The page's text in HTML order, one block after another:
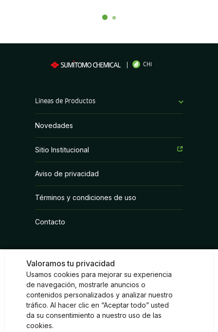
Valoramos tu privacidad
Usamos cookies para mejorar su experiencia
de navegación, mostrarle anuncios o
contenidos personalizados y analizar nuestro
tráfico. Al hacer clic en “Aceptar todo” usted
da su consentimiento a nuestro uso de las
cookies.
CHI
Líneas de Productos
Coadyuvantes
Fungicidas
Herbicidas
Inoculantes Micorrízicos
Reguladores de Crecimiento
Novedades
Sitio Institucional
Aviso de privacidad
Términos y condiciones de uso
Contacto
Redes sociales
InstagramFacebook